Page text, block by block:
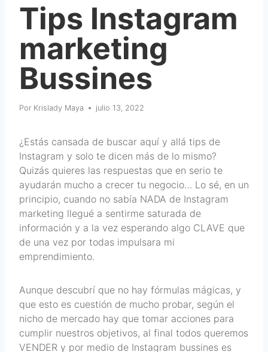
Tips Instagram
marketing
Bussines
Por Krislady Maya julio 13, 2022
¿Estás cansada de buscar aquí y allá tips de
Instagram y solo te dicen más de lo mismo?
Quizás quieres las respuestas que en serio te
ayudarán mucho a crecer tu negocio… Lo sé, en un
principio, cuando no sabía NADA de Instagram
marketing llegué a sentirme saturada de
información y a la vez esperando algo CLAVE que
de una vez por todas impulsara mi
emprendimiento.
Aunque descubrí que no hay fórmulas mágicas, y
que esto es cuestión de mucho probar, según el
nicho de mercado hay que tomar acciones para
cumplir nuestros objetivos, al final todos queremos
VENDER y por medio de Instagram bussines es